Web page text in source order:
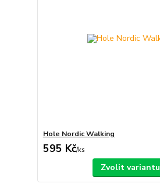
Hole Nordic Walking
595 Kč/ks
Zvolit variantu